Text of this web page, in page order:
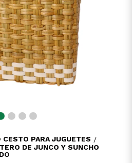
CESTO PARA JUGUETES /
DE JUNCO Y SUNCHO